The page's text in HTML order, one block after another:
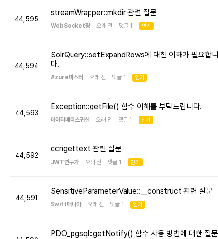
44,595
streamWrapper::mkdir 관련 질문
WebSocket광 오래 전 댓글 1 인기
44,594
SolrQuery::setExpandRows에 대한 이해가 필요합니
다.
Azure마스터 오래 전 댓글 1 인기
44,593
Exception::getFile() 함수 이해를 부탁드립니다.
데이터베이스귀신 오래 전 댓글 1 인기
44,592
dcngettext 관련 질문
JWT연구가 오래 전 댓글 1 인기
44,591
SensitiveParameterValue::__construct 관련 질문
Swift매니아 오래 전 댓글 1 인기
PDO_pgsql::getNotify() 함수 사용 방법에 대한 질문